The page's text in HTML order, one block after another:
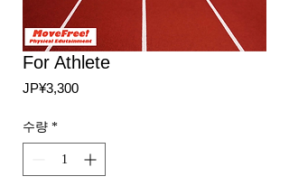
For Athlete
JP¥3,300가
수량 *